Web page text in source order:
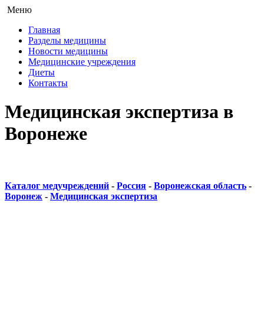
Меню
Главная
Разделы медицины
Новости медицины
Медицинские учреждения
Диеты
Контакты
Медицинская экспертиза в
Воронеже
Каталог медучреждений - Россия - Воронежская область -
Воронеж - Медицинская экспертиза